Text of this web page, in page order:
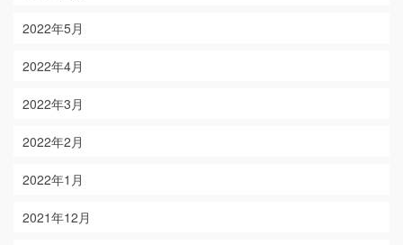
2022年5月
2022年4月
2022年3月
2022年2月
2022年1月
2021年12月